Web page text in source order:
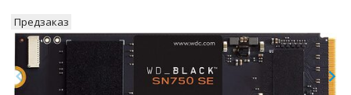
Предзаказ